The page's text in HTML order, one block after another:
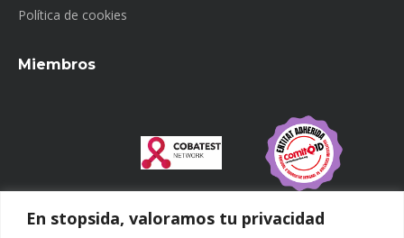
En stopsida, valoramos tu privacidad
Política de cookies
Miembros